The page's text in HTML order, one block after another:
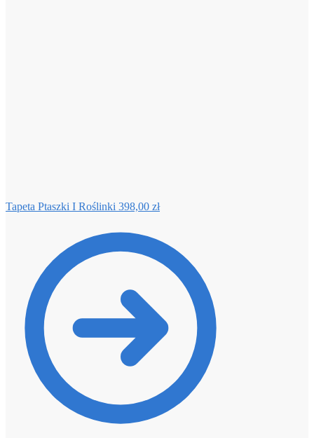
Tapeta Ptaszki I Roślinki 398,00 zł